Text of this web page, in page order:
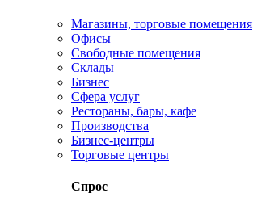
Магазины, торговые помещения
Офисы
Свободные помещения
Склады
Бизнес
Сфера услуг
Рестораны, бары, кафе
Производства
Бизнес-центры
Торговые центры
Спрос